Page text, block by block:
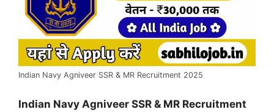
Indian Navy Agniveer SSR & MR Recruitment 2025
Indian Navy Agniveer SSR & MR Recruitment